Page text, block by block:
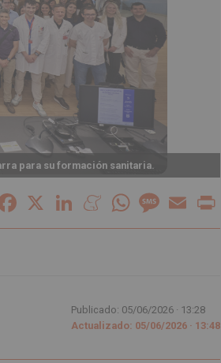
para su formación sanitaria.
Facebook LinkedInMeneameWhatsAppMessage
Email
Publicado: 05/06/2026 · 13:28
Actualizado: 05/06/2026 · 13:48